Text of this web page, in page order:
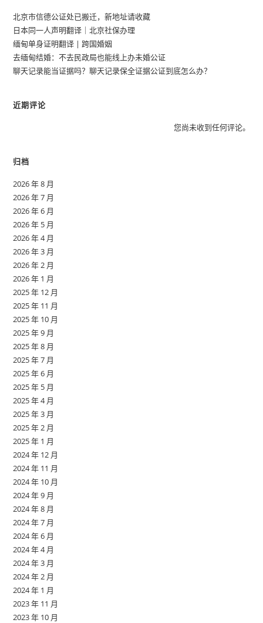
北京市信德公证处已搬迁，新地址请收藏
日本同一人声明翻译｜北京社保办理
缅甸单身证明翻译 | 跨国婚姻
去缅甸结婚：不去民政局也能线上办未婚公证
聊天记录能当证据吗？聊天记录保全证据公证到底怎么办？
近期评论
您尚未收到任何评论。
归档
2026 年 8 月
2026 年 7 月
2026 年 6 月
2026 年 5 月
2026 年 4 月
2026 年 3 月
2026 年 2 月
2026 年 1 月
2025 年 12 月
2025 年 11 月
2025 年 10 月
2025 年 9 月
2025 年 8 月
2025 年 7 月
2025 年 6 月
2025 年 5 月
2025 年 4 月
2025 年 3 月
2025 年 2 月
2025 年 1 月
2024 年 12 月
2024 年 11 月
2024 年 10 月
2024 年 9 月
2024 年 8 月
2024 年 7 月
2024 年 6 月
2024 年 4 月
2024 年 3 月
2024 年 2 月
2024 年 1 月
2023 年 11 月
2023 年 10 月